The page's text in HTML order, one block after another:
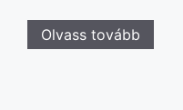
Olvass tovább